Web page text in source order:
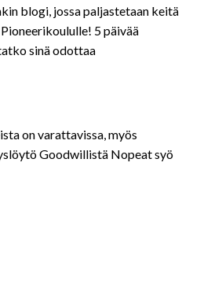
blogi, jossa paljastetaan keitä
5 päivää
sinä odottaa
on varattavissa, myös
Goodwillistä Nopeat syö